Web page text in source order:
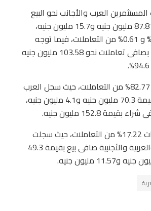
العرب والأجانب نحو البيع
بصافى تعاملات نحو 87.87 مليون جنيه و15.7 مليون جنيه،
مستحوذين على 4.81% و 0.61% من التعاملات، فيما توجه
المصريون نحو الشراء بصافى تعاملات نحو 103.58 مليون جنيه
واستحوذ الأفراد على 82.77% من التعاملات، حيث سجل العرب
والأجانب صافى بيع بقيمة 70.3 مليون جنيه و4.1 مليون جنيه،
152.8 مليون جنيه.
فيما سجلت المؤسسات 17.22% من التعاملات، حيث سجلت
المؤسسات المحلية والعربية والأجنبية صافى بيع بقيمة 49.3